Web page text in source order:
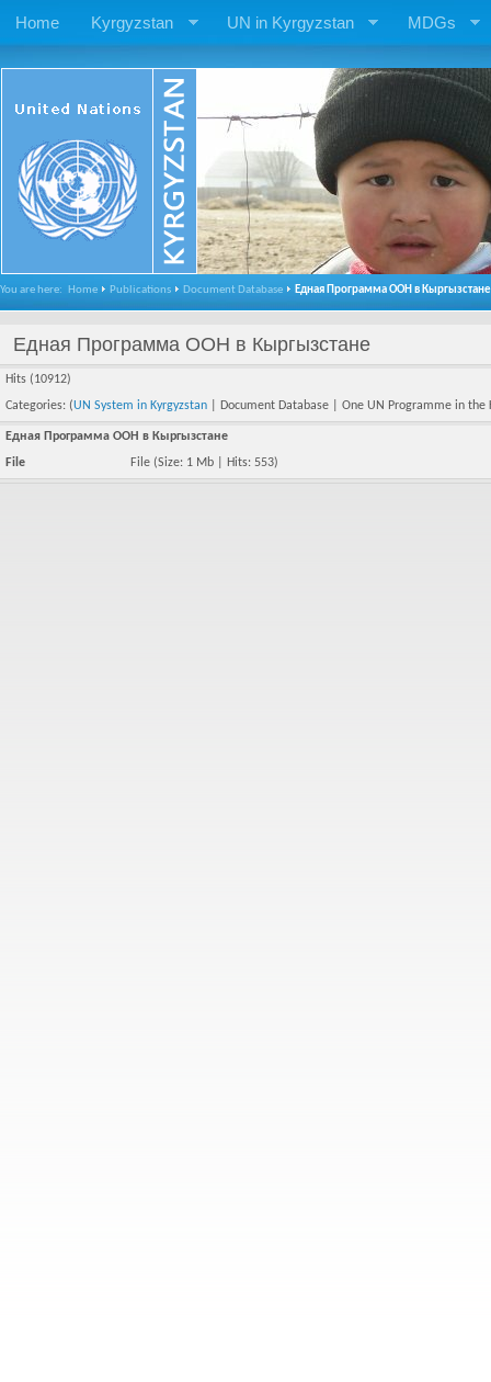
Home Kyrgyzstan UN in Kyrgyzstan MDGs
You are here: Home Publications Document Database Едная Программа ООН в Кыргызстане
Едная Программа ООН в Кыргызстане
Hits (10912)
Categories: (UN System in Kyrgyzstan | Document Database | One UN Programme in the
Едная Программа ООН в Кыргызстане
File
File (Size: 1 Mb | Hits: 553)